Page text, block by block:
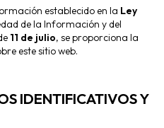
establecido en la Ley
de la Información y del
11 de julio, se proporciona la
este sitio web.
IDENTIFICATIVOS Y